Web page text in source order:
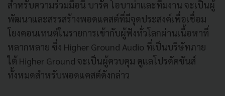
สำหรับความร่วมมือนี้ บารัค โอบาม่าและทีมงาน จะเป็นผู้
พัฒนาและสรรสร้างพอดแคสต์ที่มีจุดประสงค์เพื่อเชื่อม
โยงคอนเทนต์ในรายการเข้ากับผู้ฟังทั่วโลกผ่านเนื้อหาที่
หลากหลาย ซึ่ง Higher Ground Audio ที่เป็นบริษัทภาย
ใต้ Higher Ground จะเป็นผู้ควบคุม ดูแลโปรดัคชันส์
ทั้งหมดสำหรับพอดแคสต์ดังกล่าว